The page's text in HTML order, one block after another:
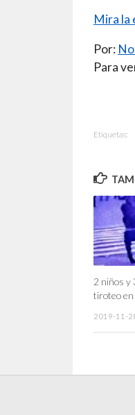
Mira la
Por:
Para
Etiquetas:
2 niños y
tiroteo en
2019-11-